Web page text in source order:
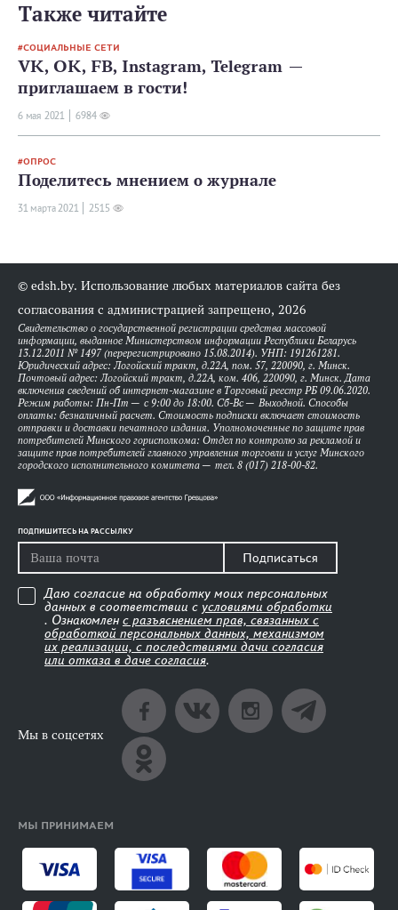
Также читайте
СОЦИАЛЬНЫЕ СЕТИ
VK, OK, FB, Instagram, Telegram —
приглашаем в гости!
6 мая 2021 6984
ОПРОС
Поделитесь мнением о журнале
31 мартa 2021 2515
© edsh.by. Использование любых материалов сайта без
согласования с администрацией запрещено, 2026
Свидетельство о государственной регистрации средства массовой
информации, выданное Министерством информации Республики Беларусь
13.12.2011 № 1497 (перерегистрировано 15.08.2014). УНП: 191261281.
Юридический адрес: Логойский тракт, д.22А, пом. 57, 220090, г. Минск.
Почтовый адрес: Логойский тракт, д.22А, ком. 406, 220090, г. Минск. Дата
включения сведений об интернет-магазине в Торговый реестр РБ 09.06.2020.
Режим работы: Пн-Пт — с 9:00 до 18:00. Сб-Вс — Выходной. Способы
оплаты: безналичный расчет. Стоимость подписки включает стоимость
отправки и доставки печатного издания. Уполномоченные по защите прав
потребителей Минского горисполкома: Отдел по контролю за рекламой и
защите прав потребителей главного управления торговли и услуг Минского
городского исполнительного комитета — тел. 8 (017) 218-00-82.
ПОДПИШИТЕСЬ НА РАССЫЛКУ
Подписаться
Даю согласие на обработку моих персональных
данных в соответствии с условиями обработки
. Ознакомлен с разъяснением прав, связанных с
обработкой персональных данных, механизмом
их реализации, с последствиями дачи согласия
или отказа в даче согласия.
Мы в соцсетях
МЫ ПРИНИМАЕМ